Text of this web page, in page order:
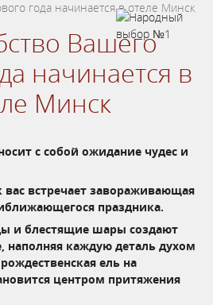
года начинается в отеле Минск
Вашего
начинается в
Минск
с собой ожидание чудес и
вас встречает завораживающая
праздника.
и блестящие шары создают
наполняя каждую деталь духом
ель на
центром притяжения